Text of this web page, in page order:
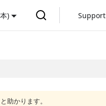
) Support
助かります。